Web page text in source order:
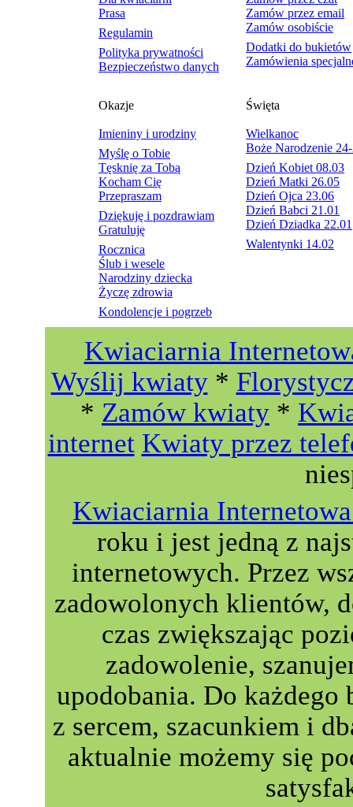
Prasa
Regulamin
Polityka prywatności
Bezpieczeństwo danych
Zamów przez email
Zamów osobiście
Dodatki do bukietów
Zamówienia
Okazje
Imieniny i urodziny
Myślę o Tobie
Tęsknię za Tobą
Kocham Cię
Przepraszam
Dziękuję i pozdrawiam
Gratuluję
Rocznica
Ślub i wesele
Narodziny dziecka
Życzę zdrowia
Kondolencje i pogrzeb
Święta
Wielkanoc
Boże Narodzenie
Dzień Kobiet 08.03
Dzień Matki 26.05
Dzień Ojca 23.06
Dzień Babci 21.01
Dzień Dziadka 22.01
Walentynki 14.02
Kwiaciarnia
Wyślij kwiaty*
* Zamów kwiaty *
internet Kwiaty przez
Kwiaciarnia
roku i jest jedną z
internetowych. Przez
zadowolonych klientów,
czas zwiększając
zadowolenie,
upodobania. Do
z sercem, szacunkiem i
aktualnie możemy się